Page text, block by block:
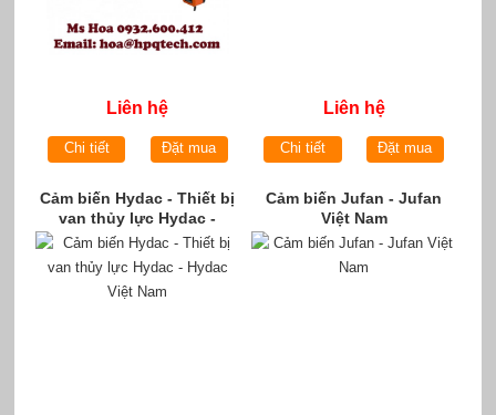
Liên hệ
Chi tiết Đặt mua
Liên hệ
Chi tiết Đặt mua
Cảm biến Hydac - Thiết bị
van thủy lực Hydac -
Hydac Việt Nam
Cảm biến Jufan - Jufan
Việt Nam